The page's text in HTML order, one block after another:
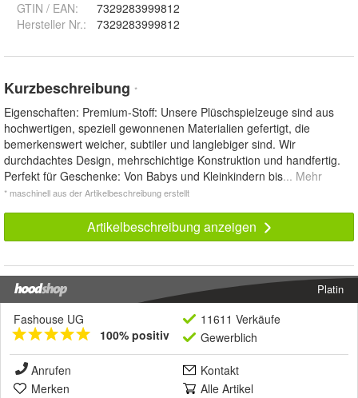
GTIN / EAN:
7329283999812
Hersteller Nr.:
7329283999812
Kurzbeschreibung *
Eigenschaften: Premium-Stoff: Unsere Plüschspielzeuge sind aus
hochwertigen, speziell gewonnenen Materialien gefertigt, die
bemerkenswert weicher, subtiler und langlebiger sind. Wir
durchdachtes Design, mehrschichtige Konstruktion und handfertig.
Perfekt für Geschenke: Von Babys und Kleinkindern bis... Mehr
* maschinell aus der Artikelbeschreibung erstellt
Artikelbeschreibung anzeigen
Platin
Fashouse UG
100% positiv
11611 Verkäufe
Gewerblich
Anrufen
Kontakt
Merken
Alle Artikel